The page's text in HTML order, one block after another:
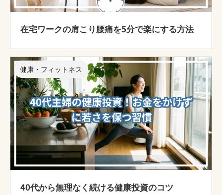
在宅ワークの肩こり腰痛を5分で楽にする方法
健康・フィットネス
40代から無理なく続ける健康投資のコツ